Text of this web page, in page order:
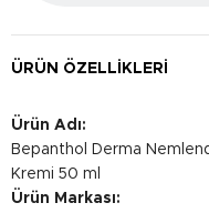
ÜRÜN ÖZELLIKLERI
Ürün Adı:
Bepanthol Derma
Kremi 50 ml
Ürün Markası: